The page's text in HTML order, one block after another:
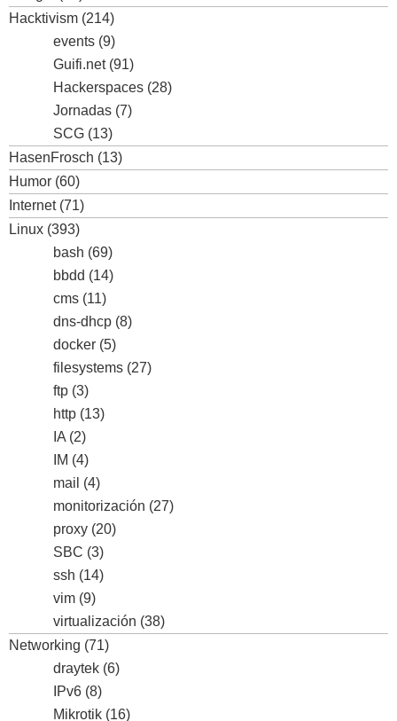
Hacktivism (214)
events (9)
Guifi.net(91)
Hackerspaces (28)
Jornadas (7)
SCG (13)
HasenFrosch (13)
Humor (60)
Internet(71)
Linux (393)
bash (69)
bbdd (14)
cms (11)
dns-dhcp (8)
docker (5)
filesystems (27)
ftp (3)
http (13)
IA (2)
IM (4)
mail (4)
monitorización (27)
proxy (20)
SBC (3)
ssh (14)
vim (9)
virtualización (38)
Networking (71)
draytek (6)
IPv6 (8)
Mikrotik (16)